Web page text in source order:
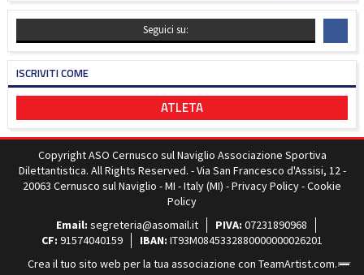
Seguici su:
ISCRIVITI COME
ATLETA
Copyright ASO Cernusco sul Naviglio Associazione Sportiva
Dilettantistica. All Rights Reserved. - Via San Francesco d'Assisi, 12 -
20063 Cernusco sul Naviglio - MI - Italy (MI) -Privacy Policy-Cookie
Policy
Email: segreteria@asomail.it PIVA: 07231890968
CF: 91574040159 IBAN: IT93M0845332880000000026201
Crea il tuo sito web per la tua associazione con TeamArtist.com.